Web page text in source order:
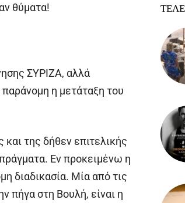
θύματα!
ΣΥΡΙΖΑ, αλλά
η μετάταξη του
της δήθεν επιτελικής
Εν προκειμένω η
διαδικασία. Μία από τις
πήγα στη Βουλή, είναι η